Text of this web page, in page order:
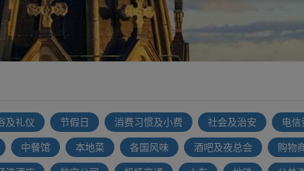
及礼仪 节假日 消费习惯及小费 社会及治安 电信
中餐馆 本地菜 各国风味 酒吧及夜总会 购物